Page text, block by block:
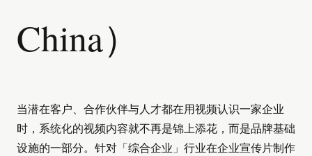
China）
当潜在客户、合作伙伴与人才都在用视频认识一家企业
时，系统化的视频内容就不再是锦上添花，而是品牌基础
设施的一部分。针对「综合企业」行业在企业宣传片制作